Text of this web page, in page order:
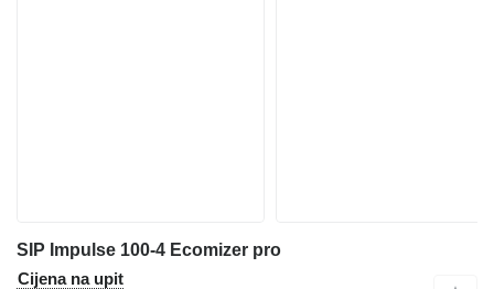
SIP Impulse 100-4 Ecomizer pro
Cijena na upit